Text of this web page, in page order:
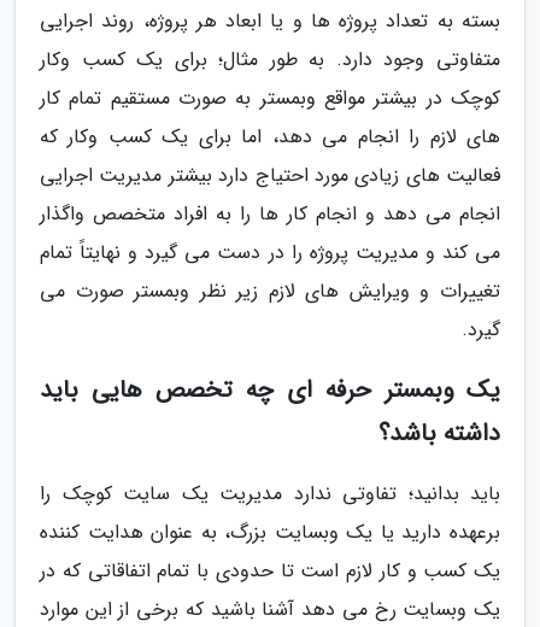
بسته به تعداد پروژه ها و یا ابعاد هر پروژه، روند اجرایی
متفاوتی وجود دارد. به طور مثال؛ برای یک کسب وکار
کوچک در بیشتر مواقع وبمستر به صورت مستقیم تمام کار
های لازم را انجام می دهد، اما برای یک کسب وکار که
فعالیت های زیادی مورد احتیاج دارد بیشتر مدیریت اجرایی
انجام می دهد و انجام کار ها را به افراد متخصص واگذار
می کند و مدیریت پروژه را در دست می گیرد و نهایتاً تمام
تغییرات و ویرایش های لازم زیر نظر وبمستر صورت می
گیرد.
یک وبمستر حرفه ای چه تخصص هایی باید
داشته باشد؟
باید بدانید؛ تفاوتی ندارد مدیریت یک سایت کوچک را
برعهده دارید یا یک وبسایت بزرگ، به عنوان هدایت کننده
یک کسب و کار لازم است تا حدودی با تمام اتفاقاتی که در
یک وبسایت رخ می دهد آشنا باشید که برخی از این موارد